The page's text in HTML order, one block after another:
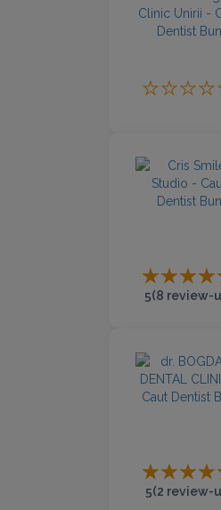
5(8 review-
5(2 review-